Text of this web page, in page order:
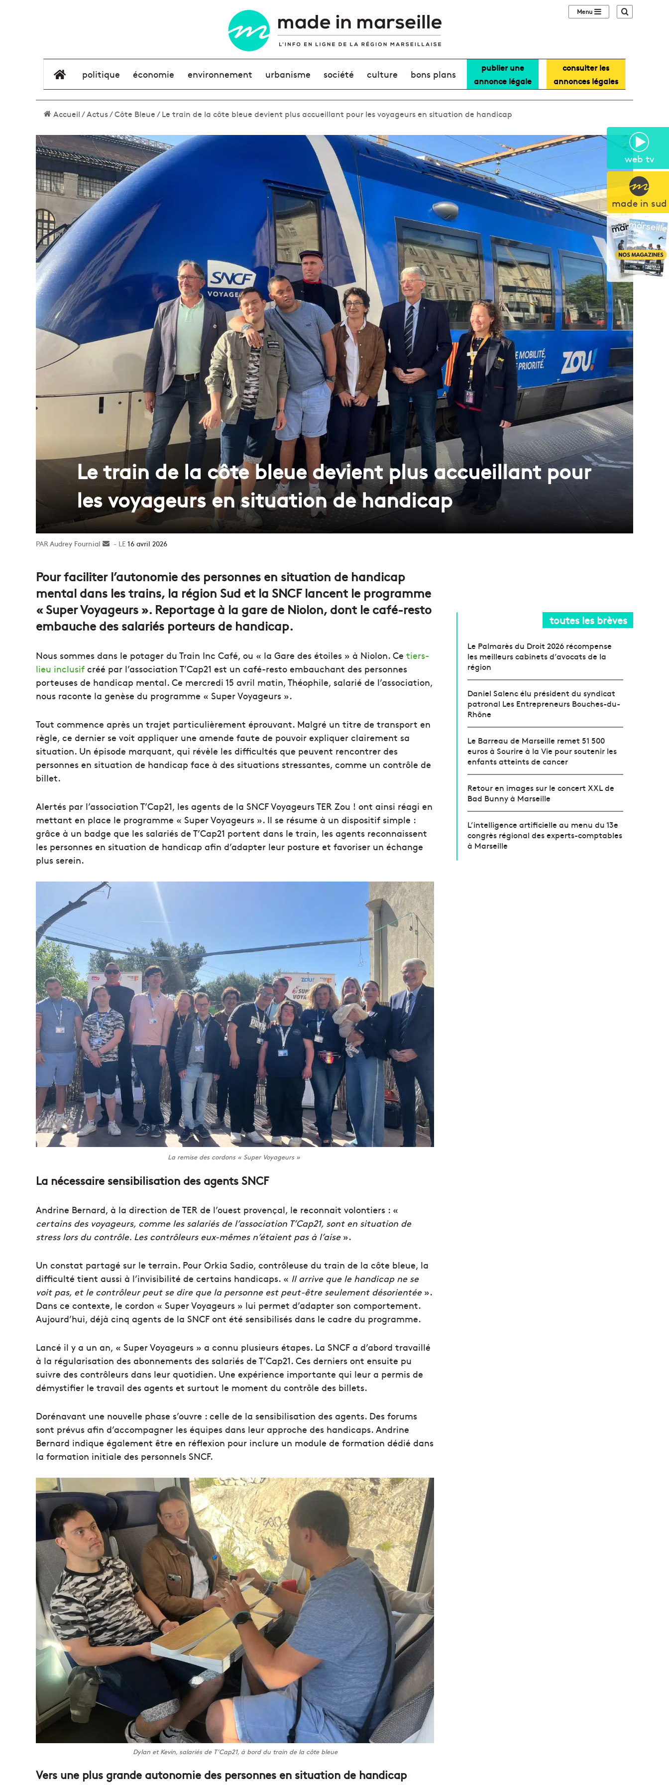
web tv
made in sud
Sidebar (barre
élément de menu
politique économie environnement urbanisme société culture bons plans
publier une
annonce légale
consulter les
annonces légales
Accueil/Actus/Côte Bleue/Le train de la côte bleue devient plus accueillant pour les voyageurs en situation de handicap
Le train de la côte bleue devient plus accueillant pour
les voyageurs en situation de handicap
Audrey Fournial
Envoyer16 avril 2026
Pour faciliter l’autonomie des personnes en situation de handicap
mental dans les trains, la région Sud et la SNCF lancent le programme
« Super Voyageurs ». Reportage à la gare de Niolon, dont le café-resto
embauche des salariés porteurs de handicap.
Nous sommes dans le potager du Train Inc Café, ou « la Gare des étoiles » à Niolon. Ce tiers-
lieu inclusif créé par l’association T’Cap21 est un café-resto embauchant des personnes
porteuses de handicap mental. Ce mercredi 15 avril matin, Théophile, salarié de l’association,
nous raconte la genèse du programme « Super Voyageurs ».
Tout commence après un trajet particulièrement éprouvant. Malgré un titre de transport en
règle, ce dernier se voit appliquer une amende faute de pouvoir expliquer clairement sa
situation. Un épisode marquant, qui révèle les difficultés que peuvent rencontrer des
personnes en situation de handicap face à des situations stressantes, comme un contrôle de
billet.
Alertés par l’association T’Cap21, les agents de la SNCF Voyageurs TER Zou ! ont ainsi réagi en
mettant en place le programme « Super Voyageurs ». Il se résume à un dispositif simple :
grâce à un badge que les salariés de T’Cap21 portent dans le train, les agents reconnaissent
les personnes en situation de handicap afin d’adapter leur posture et favoriser un échange
plus serein.
La remise des cordons « Super Voyageurs »
La nécessaire sensibilisation des agents SNCF
Andrine Bernard, à la direction de TER de l’ouest provençal, le reconnait volontiers : «
certains des voyageurs, comme les salariés de l’association T’Cap21, sont en situation de
stress lors du contrôle. Les contrôleurs eux-mêmes n’étaient pas à l’aise».
Un constat partagé sur le terrain. Pour Orkia Sadio, contrôleuse du train de la côte bleue, la
difficulté tient aussi à l’invisibilité de certains handicaps. « Il arrive que le handicap ne se
voit pas, et le contrôleur peut se dire que la personne est peut-être seulement désorientée».
Dans ce contexte, le cordon « Super Voyageurs » lui permet d’adapter son comportement.
Aujourd’hui, déjà cinq agents de la SNCF ont été sensibilisés dans le cadre du programme.
Lancé il y a un an, « Super Voyageurs » a connu plusieurs étapes. La SNCF a d’abord travaillé
à la régularisation des abonnements des salariés de T’Cap21. Ces derniers ont ensuite pu
suivre des contrôleurs dans leur quotidien. Une expérience importante qui leur a permis de
démystifier le travail des agents et surtout le moment du contrôle des billets.
Dorénavant une nouvelle phase s’ouvre : celle de la sensibilisation des agents. Des forums
sont prévus afin d’accompagner les équipes dans leur approche des handicaps. Andrine
Bernard indique également être en réflexion pour inclure un module de formation dédié dans
la formation initiale des personnels SNCF.
Dylan et Kevin, salariés de T’Cap21, à bord du train de la côte bleue
Vers une plus grande autonomie des personnes en situation de handicap
toutes les brèves
Le Palmarès du Droit 2026 récompense
les meilleurs cabinets d’avocats de la
région
Daniel Salenc élu président du syndicat
patronal Les Entrepreneurs Bouches-du-
Rhône
Le Barreau de Marseille remet 51 500
euros à Sourire à la Vie pour soutenir les
enfants atteints de cancer
Retour en images sur le concert XXL de
Bad Bunny à Marseille
L’intelligence artificielle au menu du 13e
congrès régional des experts-comptables
à Marseille